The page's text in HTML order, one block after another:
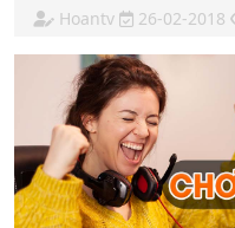
Hoantv 26-02-2018